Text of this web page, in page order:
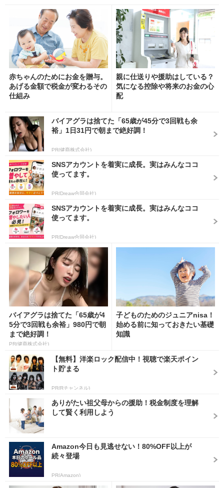
赤ちゃんのためにお金を贈与。
あげる金額で税金が変わるその
仕組み
親に仕送りや援助はしている？
気になる控除や将来のお金の心
配
バイアグラは捨てた「65歳が45分で3回戦も余
裕」1日31円で朝まで絶好調！
PR(健商株式会社)
SNSアカウントを着実に成長。実はみんなココ
使ってます。
PR(Dreaw合同会社)
SNSアカウントを着実に成長。実はみんなココ
使ってます。
PR(Dreaw合同会社)
バイアグラは捨てた「65歳が4
5分で3回戦も余裕」980円で朝
まで絶好調！
PR(健商株式会社)
子どものためのジュニアnisa！
始める前に知っておきたい基礎
知識
【無料】洋楽ロック配信中！視聴で楽天ポイン
ト貯まる
PR(Rチャンネル)
ありがたい祖父母からの援助！税金制度を理解
して賢く利用しよう
Amazon今日も見逃せない！80%OFF以上が
続々登場
PR(Amazon)